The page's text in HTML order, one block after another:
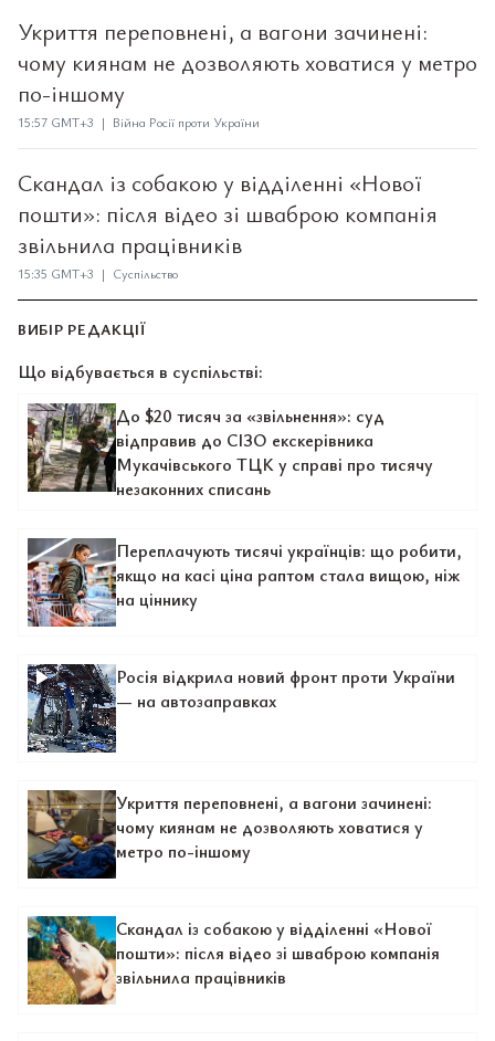
Укриття переповнені, а вагони зачинені:
чому киянам не дозволяють ховатися у метро
по-іншому
15:57 GMT+3 | Війна Росії проти України
Скандал із собакою у відділенні «Нової
пошти»: після відео зі шваброю компанія
звільнила працівників
15:35 GMT+3 | Суспільство
ВИБІР РЕДАКЦІЇ
Що відбувається в суспільстві:
До $20 тисяч за «звільнення»: суд
відправив до СІЗО екскерівника
Мукачівського ТЦК у справі про тисячу
незаконних списань
Переплачують тисячі українців: що робити,
якщо на касі ціна раптом стала вищою, ніж
на ціннику
Росія відкрила новий фронт проти України
— на автозаправках
Укриття переповнені, а вагони зачинені:
чому киянам не дозволяють ховатися у
метро по-іншому
Скандал із собакою у відділенні «Нової
пошти»: після відео зі шваброю компанія
звільнила працівників